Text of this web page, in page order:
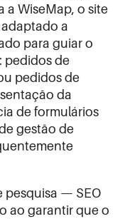
a WiseMap, o site
a
para guiar o
pedidos de
pedidos de
da
de formulários
gestão de
pesquisa — SEO
ao garantir que o